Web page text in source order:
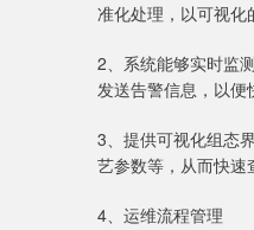
准化处理，以可视化
2、系统能够实时监
发送告警信息，以便
3、提供可视化组态
艺参数等，从而快速
4、运维流程管理